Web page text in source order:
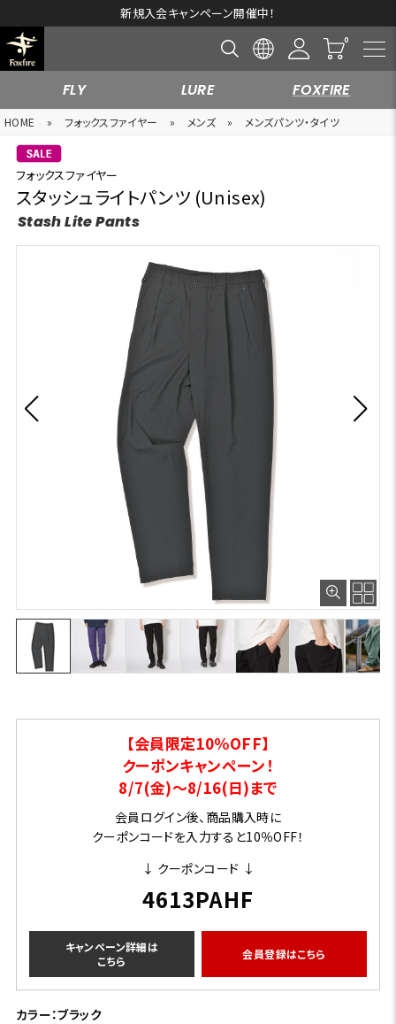
新規入会キャンペーン開催中！
FLY LURE FOXFIRE
HOME » フォックスファイヤー » メンズ » メンズパンツ・タイツ
フォックスファイヤー
スタッシュライトパンツ (Unisex)
Stash Lite Pants
【会員限定10％OFF】
クーポンキャンペーン！
8/7(金)～8/16(日)まで
会員ログイン後、商品購入時に
クーポンコードを入力すると10％OFF！
↓ クーポンコード ↓
4613PAHF
キャンペーン詳細は
こちら
会員登録はこちら
カラー：ブラック